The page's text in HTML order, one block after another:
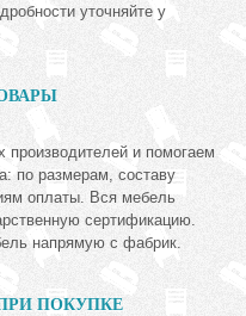
уточняйте у
и помогаем
по размерам, составу
оплаты. Вся мебель
сертификацию.
напрямую с фабрик.
ПОКУПКЕ